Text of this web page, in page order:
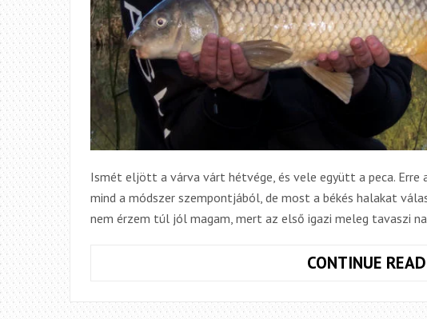
Ismét eljött a várva várt hétvége, és vele együtt a peca. Erre
mind a módszer szempontjából, de most a békés halakat
nem érzem túl jól magam, mert az első igazi meleg tavaszi
CONTINUE